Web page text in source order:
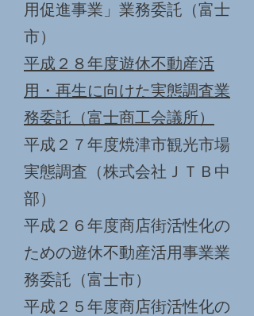
用促進事業」業務委託（富士
市）
平成２８年度遊休不動産活
用・再生に向けた実態調査業
務委託（富士商工会議所）
平成２７年度焼津市観光市場
実態調査（株式会社ＪＴＢ中
部）
平成２６年度商店街活性化の
ための遊休不動産活用事業業
務委託（富士市）
平成２５年度商店街活性化の